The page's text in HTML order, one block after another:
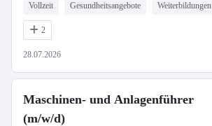
Vollzeit Gesundheitsangebote Weiterbildungen
2
28.07.2026
Maschinen- und Anlagenführer
(m/w/d)